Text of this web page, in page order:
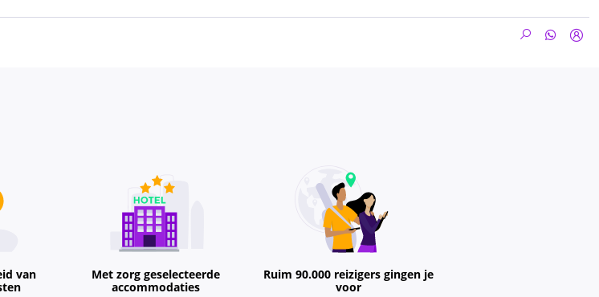
van
Met zorg geselecteerde
accommodaties
Ruim 90.000 reizigers gingen je
voor